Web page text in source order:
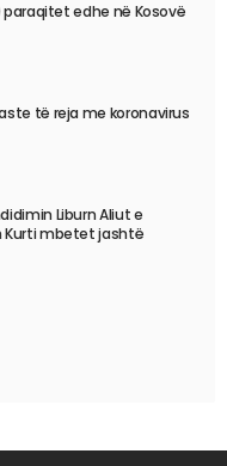
paraqitet edhe në Kosovë
të reja me koronavirus
Liburn Aliut e
Kurti mbetet jashtë